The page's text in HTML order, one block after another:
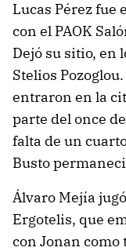
Lucas Pérez fue
con el PAOK
Dejó su sitio, en
Stelios
entraron en la
parte del once
falta de un
Busto
Álvaro Mejía
Ergotelis, que
con Jonan